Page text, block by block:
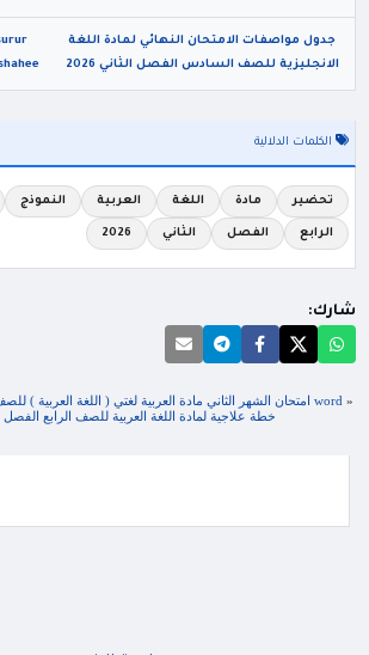
جدول مواصفات الامتحان النهائي لمادة اللغة
الانجليزية للصف السادس الفصل الثاني 2026
الكلمات الدلالية
تحضير مادة اللغة العربية النموذج
الرابع الفصل الثاني 2026
شارك:
« word امتحان الشهر الثاني مادة العربية لغتي ( اللغة العربية ) للصف الرابع الفصل الثاني 2025
خطة علاجية لمادة اللغة العربية للصف الرابع الفصل